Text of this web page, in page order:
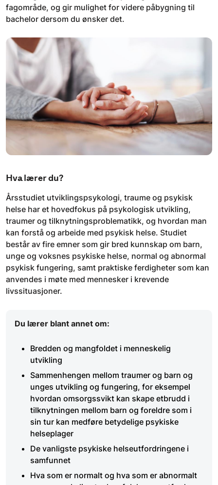
fagområde, og gir mulighet for videre påbygning til
bachelor dersom du ønsker det.
Hva lærer du?
Årsstudiet utviklingspsykologi, traume og psykisk
helse har et hovedfokus på psykologisk utvikling,
traumer og tilknytningsproblematikk, og hvordan man
kan forstå og arbeide med psykisk helse. Studiet
består av fire emner som gir bred kunnskap om barn,
unge og voksnes psykiske helse, normal og abnormal
psykisk fungering, samt praktiske ferdigheter som kan
anvendes i møte med mennesker i krevende
livssituasjoner.
Du lærer blant annet om:
Bredden og mangfoldet i menneskelig
utvikling
Sammenhengen mellom traumer og barn og
unges utvikling og fungering, for eksempel
hvordan omsorgssvikt kan skape etbrudd i
tilknytningen mellom barn og foreldre som i
sin tur kan medføre betydelige psykiske
helseplager
De vanligste psykiske helseutfordringene i
samfunnet
Hva som er normalt og hva som er abnormalt